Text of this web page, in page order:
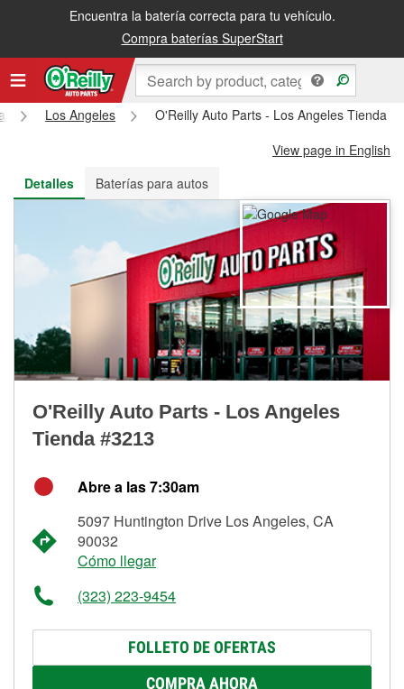
Encuentra la batería correcta para tu vehículo.
Compra baterías SuperStart
Recibe tu orden gratis al día siguiente o recógela en la tienda
Los Angeles
O'Reilly Auto Parts - Los Angeles Tienda
View page in English
Detalles
Baterías para autos
O'Reilly Auto Parts - Los Angeles
Tienda #3213
Abre a las 7:30am
5097 Huntington Drive Los Angeles, CA
90032
Cómo llegar
(323) 223-9454
FOLLETO DE OFERTAS
COMPRA AHORA